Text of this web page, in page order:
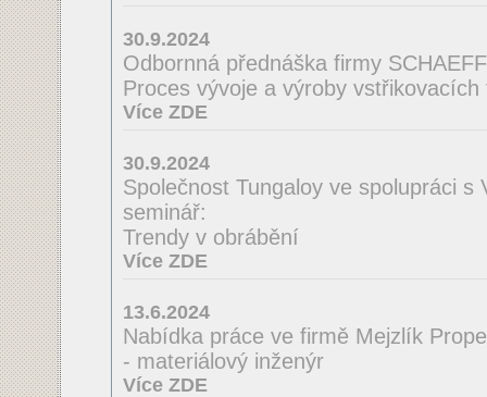
30.9.2024
Odbornná přednáška firmy
Proces vývoje a výroby vstřikovacích
Více ZDE
30.9.2024
Společnost Tungaloy ve spolupráci s
seminář:
Trendy v obrábění
Více ZDE
13.6.2024
Nabídka práce ve firmě Mejzlík
- materiálový inženýr
Více ZDE